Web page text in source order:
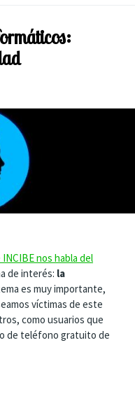
nos habla del
de interés: la
es muy importante,
víctimas de este
como usuarios que
de teléfono gratuito de